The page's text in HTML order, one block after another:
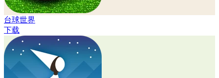
台球世界
下载